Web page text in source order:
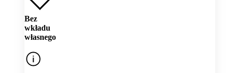
Bez
wkładu
własnego